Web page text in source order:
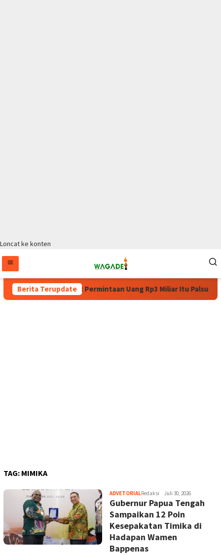
Loncat ke konten
Berita Terupdate
WPA: Surat Permintaan Uang Rp3 Miliar Itu Palsu
TAG: MIMIKA
ADVETORIALRedaksi Juli 30, 2026
Gubernur Papua Tengah
Sampaikan 12 Poin
Kesepakatan Timika di
Hadapan Wamen
Bappenas